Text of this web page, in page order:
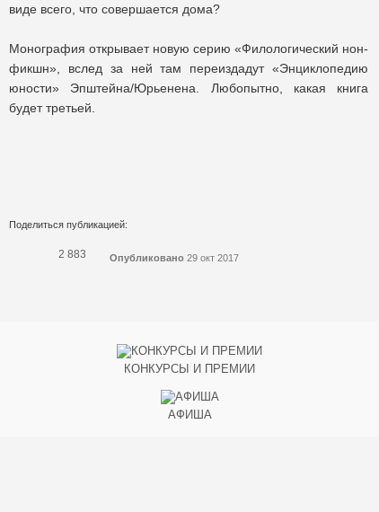
виде всего, что совершается дома?
Монография открывает новую серию «Филологический нон-
фикшн», вслед за ней там переиздадут «Энциклопедию
юности» Эпштейна/Юрьенена. Любопытно, какая книга
будет третьей.
Поделиться публикацией:
2 883 Опубликовано 29 окт 2017
КОНКУРСЫ И ПРЕМИИ
АФИША